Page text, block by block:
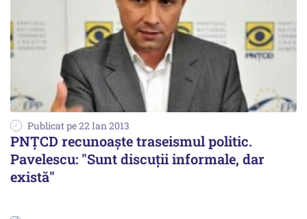
Publicat pe 22 Ian 2013
PNȚCD recunoaște traseismul politic.
Pavelescu: "Sunt discuții informale, dar
există"